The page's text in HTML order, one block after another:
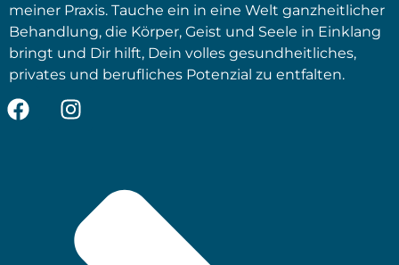
meiner Praxis. Tauche ein in eine Welt ganzheitlicher
Behandlung, die Körper, Geist und Seele in Einklang
bringt und Dir hilft, Dein volles gesundheitliches,
privates und berufliches Potenzial zu entfalten.